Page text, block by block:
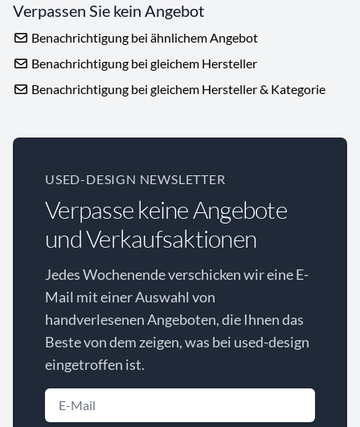
Verpassen Sie kein Angebot
Benachrichtigung bei ähnlichem Angebot
Benachrichtigung bei gleichem Hersteller
Benachrichtigung bei gleichem Hersteller & Kategorie
USED-DESIGN NEWSLETTER
Verpasse keine Angebote
und Verkaufsaktionen
Jedes Wochenende verschicken wir eine E-
Mail mit einer Auswahl von
handverlesenen Angeboten, die Ihnen das
Beste von dem zeigen, was bei used-design
eingetroffen ist.